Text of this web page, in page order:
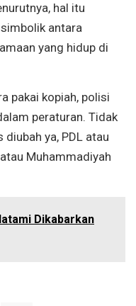
hal itu
antara
yang hidup di
pakai kopiah, polisi
peraturan. Tidak
ya, PDL atau
Muhammadiyah
Dikabarkan